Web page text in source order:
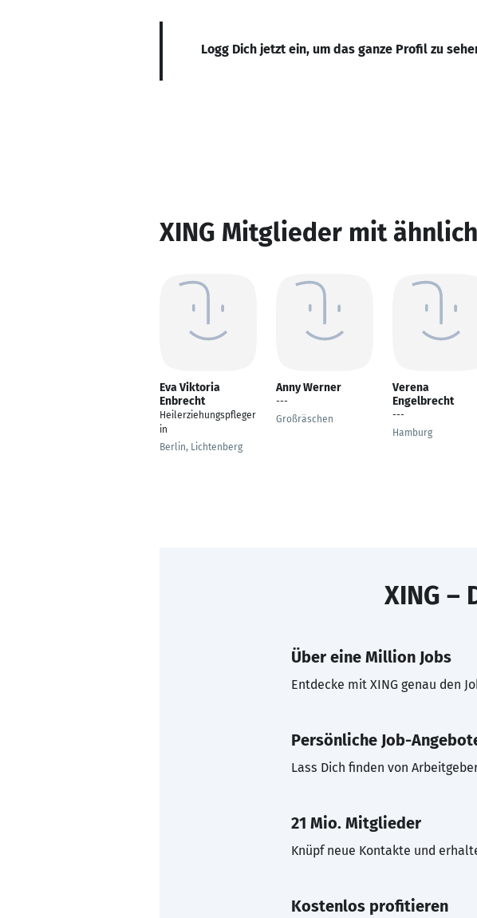
Logg Dich jetzt ein, um das ganze Profil zu
XING Mitglieder mit
Eva Viktoria
Enbrecht
Heilerziehungspfleger
in
Berlin, Lichtenberg
Anny Werner
---
Großräschen
Verena
Engelbrecht
---
Hamburg
XING –
Über eine Million Jobs
Entdecke mit XING genau den
Persönliche Job-
Lass Dich finden von
21 Mio. Mitglieder
Knüpf neue Kontakte und
Kostenlos profitieren